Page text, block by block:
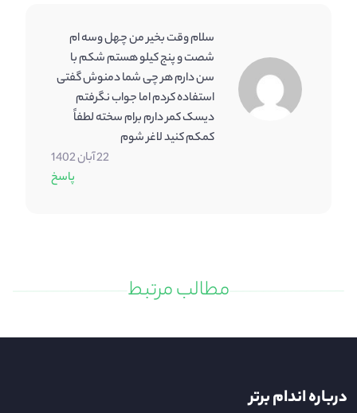
سلام وقت بخیر من چهل وسه ام
شصت و پنج کیلو هستم شکم با
سن دارم هر چی شما دمنوش گفتی
استفاده کردم اما جواب نگرفتم
دیسک کمر دارم برام سخته لطفاً
کمکم کنید لاغر شوم
22 آبان 1402
پاسخ
مطالب مرتبط
درباره اندام برتر